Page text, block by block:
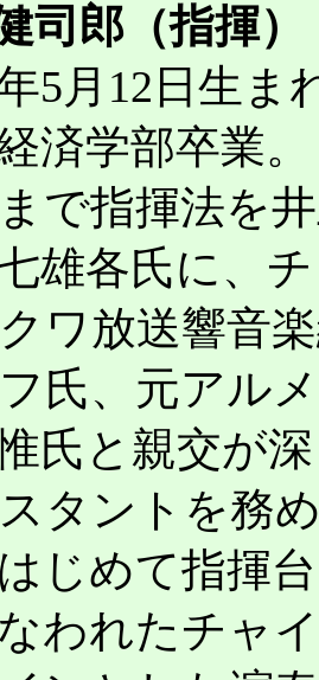
郎（指揮）
月12日生ま
済学部卒業。
指揮法を井
雄各氏に、
ワ放送響音
氏、元アル
氏と親交が
タントを務
じめて指揮
われたチャ